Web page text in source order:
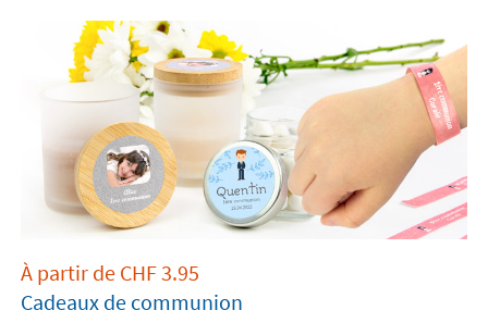
À partir de CHF3.95
Cadeaux de communion